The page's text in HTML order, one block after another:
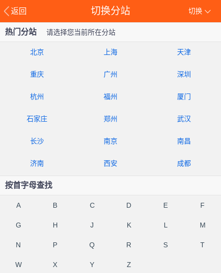
返回 切换
切换分站
热门分站 请选择您当前所在分站
北京 上海 天津
重庆 广州 深圳
杭州 福州 厦门
石家庄 郑州 武汉
长沙 南京 南昌
济南 西安 成都
按首字母查找
A B C D E F
G H J K L M
N P Q R S T
W X Y Z